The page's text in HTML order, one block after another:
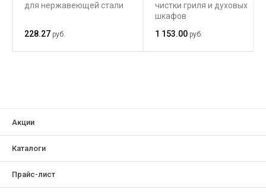
для нержавеющей стали
228.27 руб.
чистки гриля и духовых
шкафов
1 153.00 руб.
Акции
Каталоги
Прайс-лист